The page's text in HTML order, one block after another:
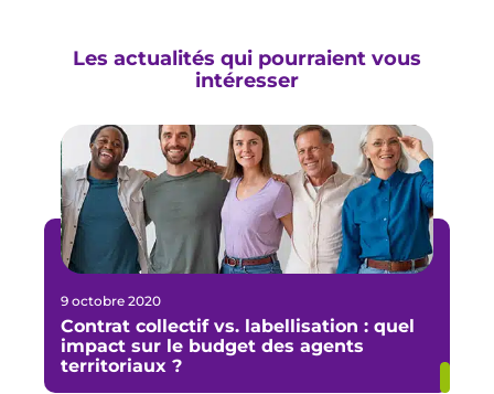
Les actualités qui pourraient vous
intéresser
9 octobre 2020
Contrat collectif vs. labellisation : quel
impact sur le budget des agents
territoriaux ?